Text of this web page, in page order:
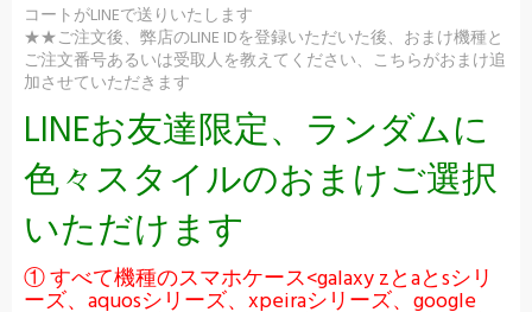
コートがLINEで送りいたします
★★ご注文後、弊店のLINE IDを登録いただいた後、おまけ機種と
ご注文番号あるいは受取人を教えてください、こちらがおまけ追
加させていただきます
LINEお友達限定、ランダムに
色々スタイルのおまけご選択
いただけます
① すべて機種のスマホケース<galaxy zとaとsシリ
ーズ、aquosシリーズ、xpeiraシリーズ、google